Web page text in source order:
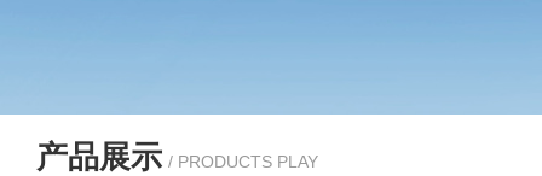
产品展示 / PRODUCTS PLAY